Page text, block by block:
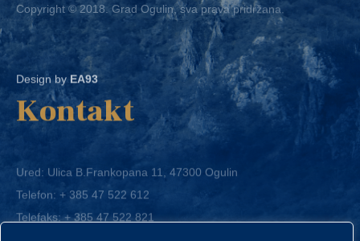
Design byEA93
Kontakt
Ured: Ulica B.Frankopana 11, 47300 Ogulin
Telefon:+ 385 47 522 612
Telefaks:+ 385 47 522 821
E-mail:grad-ogulin@ogulin.hr